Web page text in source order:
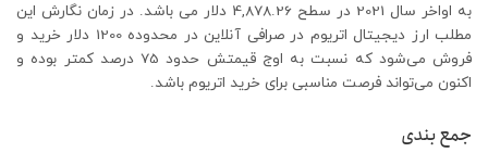
به اواخر سال 2021 در سطح 4,878.26 دلار می باشد. در زمان نگارش این
مطلب ارز دیجیتال اتریوم در صرافی‌ آنلاین در محدوده 1200 دلار خرید و
فروش می‌شود که نسبت به اوج قیمتش حدود 75 درصد کمتر بوده و
اکنون می‌تواند فرصت مناسبی برای خرید اتریوم باشد.
جمع بندی